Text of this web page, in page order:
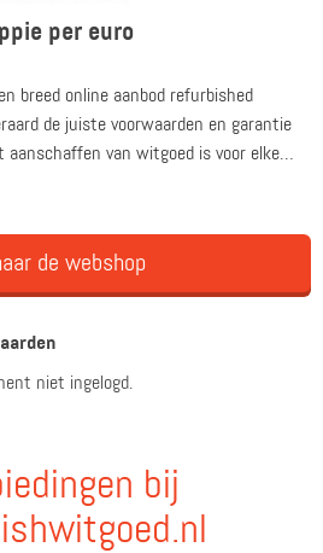
per euro
breed online aanbod refurbished
de juiste voorwaarden en garantie
aanschaffen van witgoed is voor elke
aan te schaffen.
de webshop
niet ingelogd.
bij